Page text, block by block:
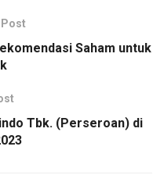
Saham untuk
Tbk. (Perseroan) di